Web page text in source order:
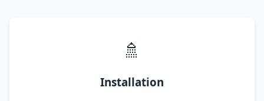
🚿
Installation